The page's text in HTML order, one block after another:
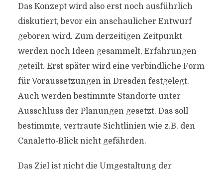
Das Konzept wird also erst noch ausführlich
diskutiert, bevor ein anschaulicher Entwurf
geboren wird. Zum derzeitigen Zeitpunkt
werden noch Ideen gesammelt, Erfahrungen
geteilt. Erst später wird eine verbindliche Form
für Voraussetzungen in Dresden festgelegt.
Auch werden bestimmte Standorte unter
Ausschluss der Planungen gesetzt. Das soll
bestimmte, vertraute Sichtlinien wie z.B. den
Canaletto-Blick nicht gefährden.
Das Ziel ist nicht die Umgestaltung der